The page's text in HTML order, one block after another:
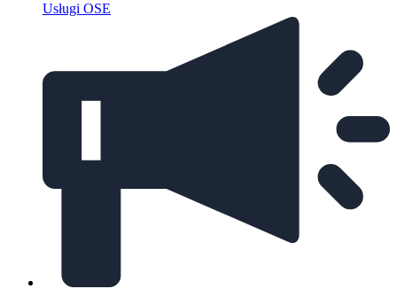
Usługi OSE